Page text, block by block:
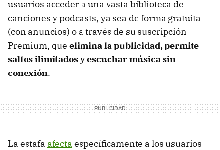
usuarios acceder a una vasta biblioteca de
canciones y podcasts, ya sea de forma gratuita
(con anuncios) o a través de su suscripción
Premium, que elimina la publicidad, permite
saltos ilimitados y escuchar música sin
conexión.
La estafa afecta específicamente a los usuarios